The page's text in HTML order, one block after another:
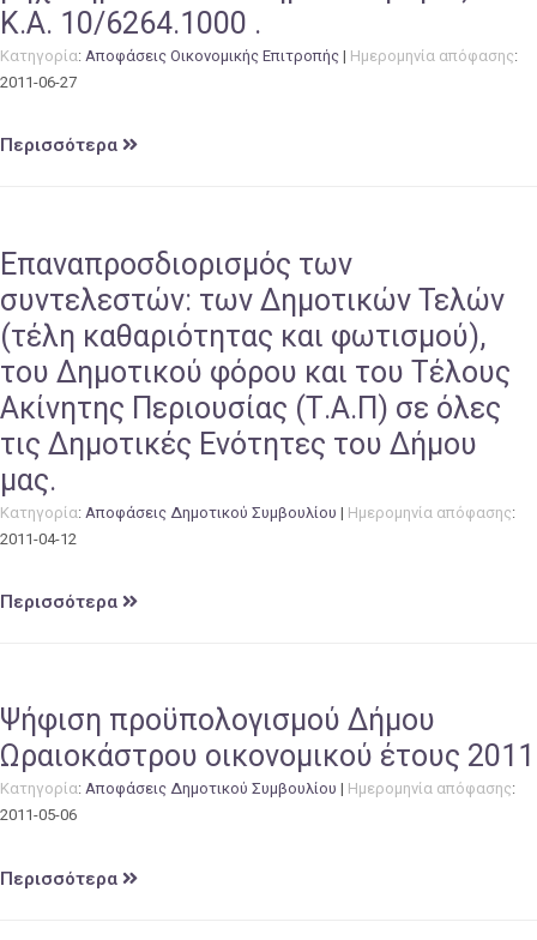
Κ.Α. 10/6264.1000 .
Κατηγορία: Αποφάσεις Οικονομικής Επιτροπής | Ημερομηνία απόφασης:
2011-06-27
Περισσότερα
Επαναπροσδιορισμός των
συντελεστών: των Δημοτικών Τελών
(τέλη καθαριότητας και φωτισμού),
του Δημοτικού φόρου και του Τέλους
Ακίνητης Περιουσίας (Τ.Α.Π) σε όλες
τις Δημοτικές Ενότητες του Δήμου
μας.
Κατηγορία: Αποφάσεις Δημοτικού Συμβουλίου | Ημερομηνία απόφασης:
2011-04-12
Περισσότερα
Ψήφιση προϋπολογισμού Δήμου
Ωραιοκάστρου οικονομικού έτους 2011
Κατηγορία: Αποφάσεις Δημοτικού Συμβουλίου | Ημερομηνία απόφασης:
2011-05-06
Περισσότερα